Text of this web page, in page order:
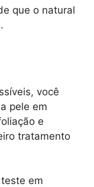
que o natural
você
pele em
e
tratamento
em